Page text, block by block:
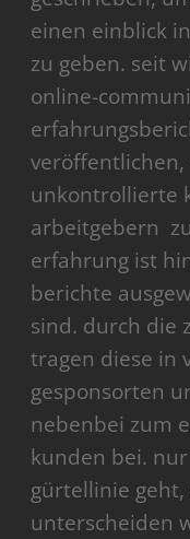
einen einblick
zu geben. seit
online-
unkontrollierte
arbeitgebern
erfahrung ist
berichte
sind. durch die
tragen diese in
gesponsorten
nebenbei zum
kunden bei.
gürtellinie
unterscheiden